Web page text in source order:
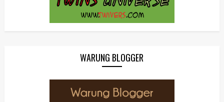
WARUNG BLOGGER